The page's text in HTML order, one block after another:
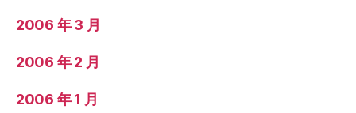
2006 年 3 月
2006 年 2 月
2006 年 1 月